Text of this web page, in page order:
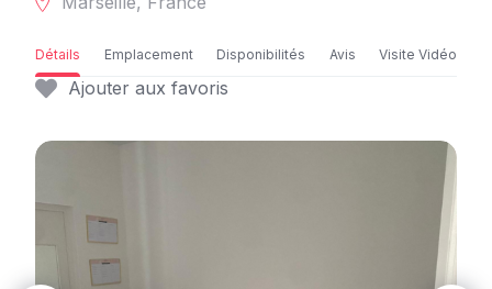
Ajouter aux favoris
Détails Emplacement Disponibilités Avis Visite Vidéo